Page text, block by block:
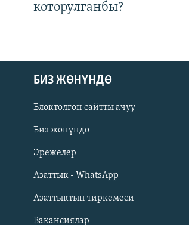
Русский
ОНЛАЙН ШЕРИНЕ
которулганбы?
БИЗ ЖӨНҮНДӨ
Блоктолгон сайтты ачуу
Биз жөнүндө
Эрежелер
Азаттык - WhatsApp
Азаттыктын тиркемеси
Вакансиялар